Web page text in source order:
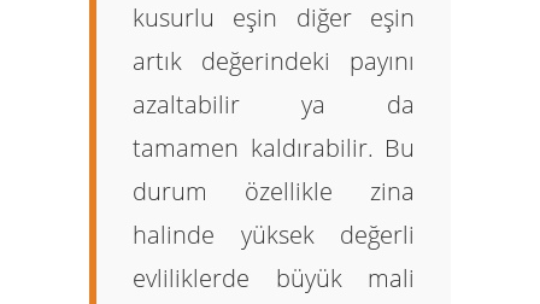
kusurlu eşin diğer eşin
artık değerindeki payını
azaltabilir ya da
tamamen kaldırabilir. Bu
durum özellikle zina
halinde yüksek değerli
evliliklerde büyük mali